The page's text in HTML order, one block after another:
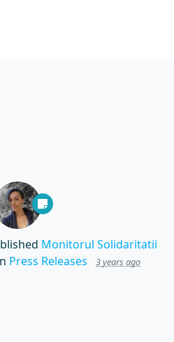
Monitorul Solidaritatii
Press Releases 3 years ago